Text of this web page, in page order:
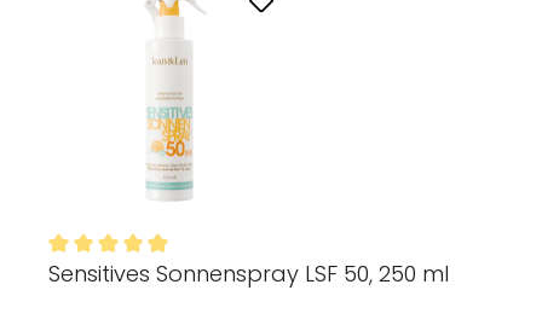
Durchschnittliche Bewertung von 4.98 von 5 Sternen
Sensitives Sonnenspray LSF 50, 250 ml